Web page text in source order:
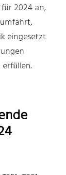
2024 an,
eingesetzt